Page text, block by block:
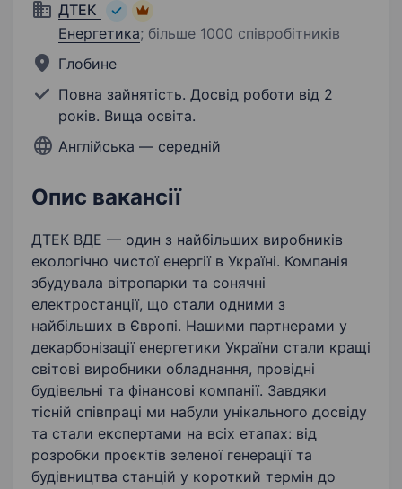
ДТЕК
Енергетика; більше 1000 співробітників
Глобине
Повна зайнятість. Досвід роботи від 2
років. Вища освіта.
Англійська — середній
Опис вакансії
ДТЕК ВДЕ — один з найбільших виробників
екологічно чистої енергії в Україні. Компанія
збудувала вітропарки та сонячні
електростанції, що стали одними з
найбільших в Європі. Нашими партнерами у
декарбонізації енергетики України стали кращі
світові виробники обладнання, провідні
будівельні та фінансові компанії. Завдяки
тісній співпраці ми набули унікального досвіду
та стали експертами на всіх етапах: від
розробки проєктів зеленої генерації та
будівництва станцій у короткий термін до